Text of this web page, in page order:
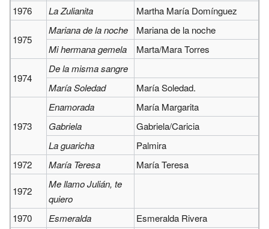
1976
La Zulianita Martha María Domínguez
1975
Mariana de la noche
Mariana de la noche
Mi hermana gemela
Marta/Mara Torres
1974
De la misma sangre
María Soledad
María Soledad.
1973
Enamorada
María Margarita
Gabriela
Gabriela/Caricia
La guaricha
Palmira
1972
María Teresa María Teresa
1972
Me llamo Julián, te
quiero
1970
Esmeralda Esmeralda Rivera